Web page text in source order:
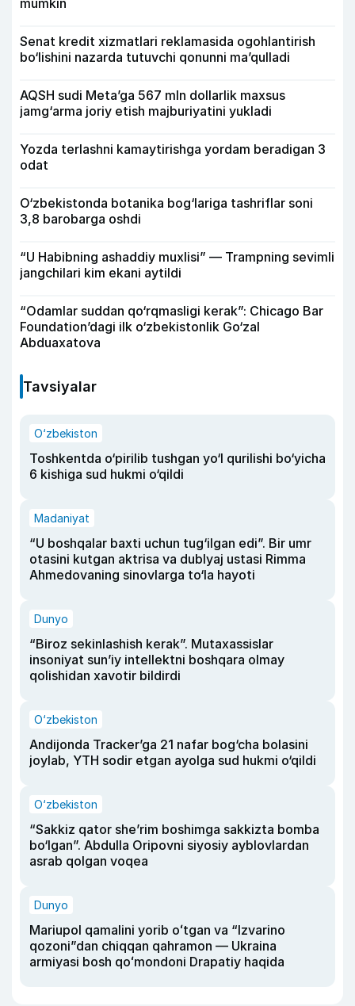
mumkin
Senat kredit xizmatlari reklamasida ogohlantirish
bo‘lishini nazarda tutuvchi qonunni ma’qulladi
AQSH sudi Meta’ga 567 mln dollarlik maxsus
jamg‘arma joriy etish majburiyatini yukladi
Yozda terlashni kamaytirishga yordam beradigan 3
odat
O‘zbekistonda botanika bog‘lariga tashriflar soni
3,8 barobarga oshdi
“U Habibning ashaddiy muxlisi” — Trampning sevimli
jangchilari kim ekani aytildi
“Odamlar suddan qo‘rqmasligi kerak”: Chicago Bar
Foundation’dagi ilk o‘zbekistonlik Go‘zal
Abduaxatova
Tavsiyalar
O‘zbekiston
Toshkentda o‘pirilib tushgan yo‘l qurilishi bo‘yicha
6 kishiga sud hukmi o‘qildi
Madaniyat
“U boshqalar baxti uchun tug‘ilgan edi”. Bir umr
otasini kutgan aktrisa va dublyaj ustasi Rimma
Ahmedovaning sinovlarga to‘la hayoti
Dunyo
“Biroz sekinlashish kerak”. Mutaxassislar
insoniyat sun’iy intellektni boshqara olmay
qolishidan xavotir bildirdi
O‘zbekiston
Andijonda Tracker’ga 21 nafar bog‘cha bolasini
joylab, YTH sodir etgan ayolga sud hukmi o‘qildi
O‘zbekiston
“Sakkiz qator she’rim boshimga sakkizta bomba
bo‘lgan”. Abdulla Oripovni siyosiy ayblovlardan
asrab qolgan voqea
Dunyo
Mariupol qamalini yorib oʻtgan va “Izvarino
qozoni”dan chiqqan qahramon — Ukraina
armiyasi bosh qoʻmondoni Drapatiy haqida